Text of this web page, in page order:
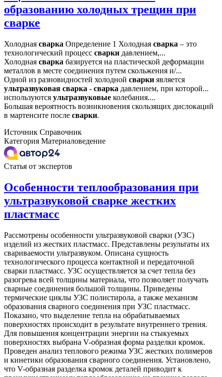
образованию холодных трещин при
сварке
Холодная сварка Определение 1 Холодная сварка – это
технологический процесс сварки давлением,...
Холодная сварка базируется на пластической деформации
металлов в месте соединения путем скольжения и/...
Одной из разновидностей холодной сварки является
ультразвуковая сварка - сварка давлением, при которой...
используются ультразвуковые колебания....
Большая вероятность возникновения скользящих дислокаций
в мартенсите после сварки.
Источник Справочник
Категория Материаловедение
Статья от экспертов
Особенности теплообразования при
ультразвуковой сварке жестких
пластмасс
Рассмотрены особенности ультразвуковой сварки (УЗС)
изделий из жестких пластмасс. Представлены результаты их
свариваемости ультразвуком. Описана сущность
технологического процесса контактной и передаточной
сварки пластмасс. УЗС осуществляется за счет тепла без
разогрева всей толщины материала, что позволяет получать
сварные соединения большой толщины. Приведены
термические циклы УЗС полистирола, а также механизм
образования сварного соединения при УЗС пластмасс.
Показано, что выделение тепла на обрабатываемых
поверхностях происходит в результате внутреннего трения.
Для повышения концентрации энергии на стыкуемых
поверхностях выбрана V-образная форма разделки кромок.
Проведен анализ теплового режима УЗС жестких полимеров
и кинетики образования сварного соединения. Установлено,
что V-образная разделка кромок деталей приводит к